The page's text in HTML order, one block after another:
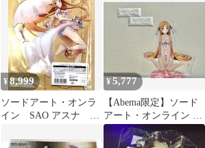
アクスタ 未開封
ギュア
¥8,999
ソードアート・オンラ
イン SAO アスナ ア
生産品
¥5,777
【Abema限定】ソード
アート・オンライン ア
スナ アクリルスタンド